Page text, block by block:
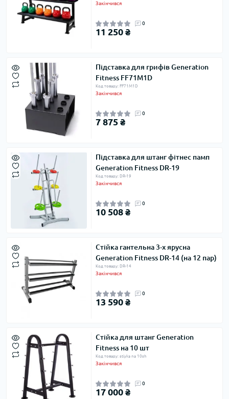
Закінчився
0
11 250 ₴
Підставка для грифів Generation
Fitness FF71M1D
Код товару: FF71M1D
Закінчився
0
7 875 ₴
Підставка для штанг фітнес памп
Generation Fitness DR-19
Код товару: DR-19
Закінчився
0
10 508 ₴
Стійка гантельна 3-х ярусна
Generation Fitness DR-14 (на 12 пар)
Код товару: DR-14
Закінчився
0
13 590 ₴
Стійка для штанг Generation
Fitness на 10 шт
Код товару: stiyka na 10sh
Закінчився
0
17 000 ₴